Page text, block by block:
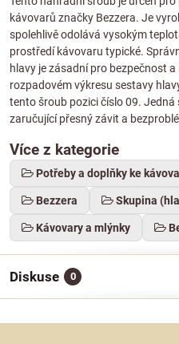
kávovarů značky Bezzera. Je
spolehlivě odolává vysokým
prostředí kávovaru typické.
hlavy je zásadní pro bezpečnost
rozpadovém výkresu sestavy
tento šroub pozici číslo 09. Jedná
zaručující přesný závit a
Více z kategorie
Potřeby a doplňky ke
Bezzera Skupina
Kávovary a mlýnky
Diskuse 0